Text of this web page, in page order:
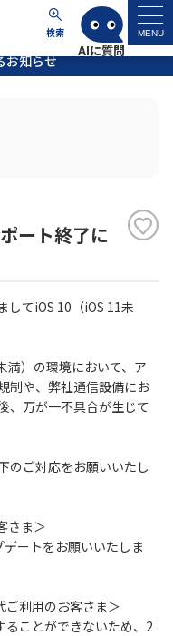
検索 MENU
工事・故障情報通知
お知らせ
ート終了に
てiOS 10（iOS 11未
満）の環境において、ア
制や、弊社通信設備にお
、万が一不具合が生じて
のご対応をお願いいたし
さま＞
ートをお願いいたしま
利用のお客さま＞
ることができないため、2